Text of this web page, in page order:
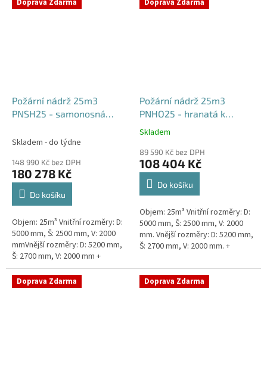
Doprava Zdarma
Požární nádrž 25m3
PNSH25 - samonosná
Skladem - do týdne
148 990 Kč bez DPH
180 278 Kč
Do košíku
Objem: 25m³ Vnitřní rozměry: D:
5000 mm, Š: 2500 mm, V: 2000
mmVnější rozměry: D: 5200 mm,
Š: 2700 mm, V: 2000 mm +
komínek Běžná doba dodání 2-3
týdny od objednávky. Rozměry...
Doprava Zdarma
Požární nádrž 25m3
PNHO25 - hranatá k
obetonování
Průměrné
produktu
je
5,0
hvězdiček.
Skladem
89 590 Kč bez DPH
108 404 Kč
Do košíku
Objem: 25m³ Vnitřní rozměry: D:
5000 mm, Š: 2500 mm, V: 2000
mm. Vnější rozměry: D: 5200 mm,
Š: 2700 mm, V: 2000 mm. +
týdny od objednávky....
Doprava Zdarma Doprava Zdarma